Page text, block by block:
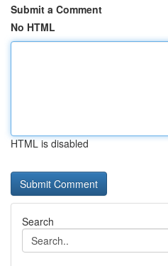
Submit a Comment
No HTML
HTML is disabled
Search